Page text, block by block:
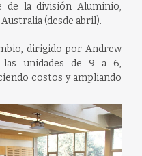
de la división Aluminio,
(desde abril).
dirigido por Andrew
las unidades de 9 a 6,
costos y ampliando